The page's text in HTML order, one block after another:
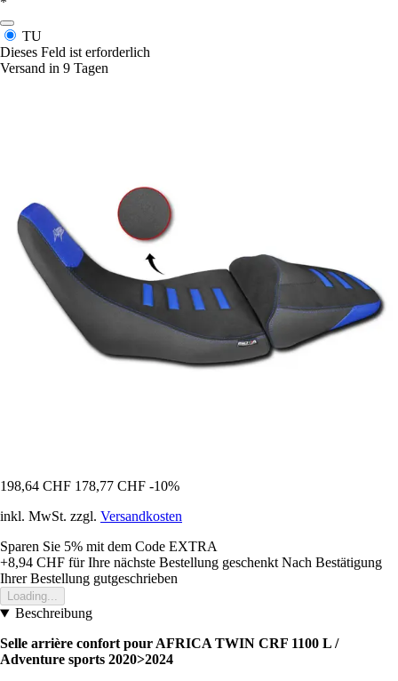
TU
Dieses Feld ist erforderlich
Versand in 9 Tagen
198,64 CHF 178,77 CHF -10%
inkl. MwSt. zzgl. Versandkosten
Sparen Sie 5% mit dem Code EXTRA
+8,94 CHF für Ihre nächste Bestellung geschenkt Nach Bestätigung
Ihrer Bestellung gutgeschrieben
Loading...
Beschreibung
Selle arrière confort pour AFRICA TWIN CRF 1100 L /
Adventure sports 2020>2024